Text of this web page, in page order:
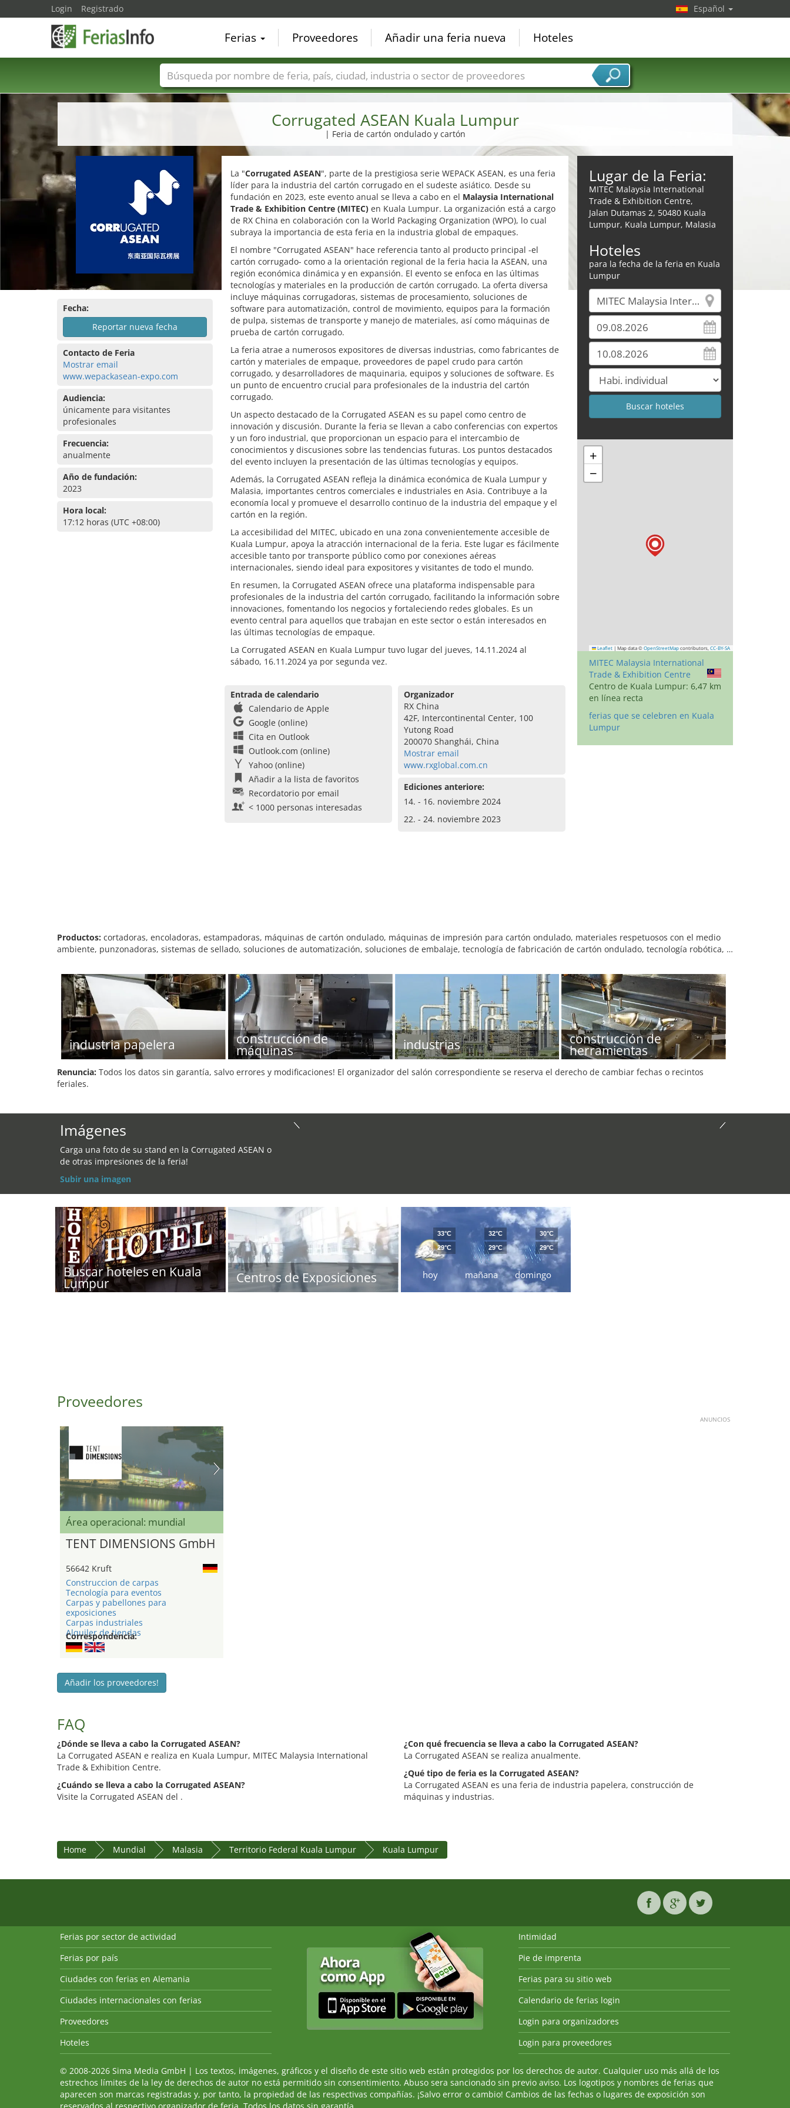
Corrugated ASEAN Kuala Lumpur
| Feria de cartón ondulado y cartón
Fecha:
Reportar nueva fecha
Contacto de Feria
Mostrar email
www.wepackasean-expo.com
Audiencia:
únicamente para visitantes
profesionales
Frecuencia:
anualmente
Año de fundación:
2023
Hora local:
17:12 horas (UTC +08:00)
La "Corrugated ASEAN", parte de la prestigiosa serie WEPACK ASEAN, es una feria
líder para la industria del cartón corrugado en el sudeste asiático. Desde su
fundación en 2023, este evento anual se lleva a cabo en el Malaysia International
Trade & Exhibition Centre (MITEC)en Kuala Lumpur. La organización está a cargo
de RX China en colaboración con la World Packaging Organization (WPO), lo cual
subraya la importancia de esta feria en la industria global de empaques.
El nombre "Corrugated ASEAN" hace referencia tanto al producto principal -el
cartón corrugado- como a la orientación regional de la feria hacia la ASEAN, una
región económica dinámica y en expansión. El evento se enfoca en las últimas
tecnologías y materiales en la producción de cartón corrugado. La oferta diversa
incluye máquinas corrugadoras, sistemas de procesamiento, soluciones de
software para automatización, control de movimiento, equipos para la formación
de pulpa, sistemas de transporte y manejo de materiales, así como máquinas de
prueba de cartón corrugado.
La feria atrae a numerosos expositores de diversas industrias, como fabricantes de
cartón y materiales de empaque, proveedores de papel crudo para cartón
corrugado, y desarrolladores de maquinaria, equipos y soluciones de software. Es
un punto de encuentro crucial para profesionales de la industria del cartón
corrugado.
Un aspecto destacado de la Corrugated ASEAN es su papel como centro de
innovación y discusión. Durante la feria se llevan a cabo conferencias con expertos
y un foro industrial, que proporcionan un espacio para el intercambio de
conocimientos y discusiones sobre las tendencias futuras. Los puntos destacados
del evento incluyen la presentación de las últimas tecnologías y equipos.
Además, la Corrugated ASEAN refleja la dinámica económica de Kuala Lumpur y
Malasia, importantes centros comerciales e industriales en Asia. Contribuye a la
economía local y promueve el desarrollo continuo de la industria del empaque y el
cartón en la región.
La accesibilidad del MITEC, ubicado en una zona convenientemente accesible de
Kuala Lumpur, apoya la atracción internacional de la feria. Este lugar es fácilmente
accesible tanto por transporte público como por conexiones aéreas
internacionales, siendo ideal para expositores y visitantes de todo el mundo.
En resumen, la Corrugated ASEAN ofrece una plataforma indispensable para
profesionales de la industria del cartón corrugado, facilitando la información sobre
innovaciones, fomentando los negocios y fortaleciendo redes globales. Es un
evento central para aquellos que trabajan en este sector o están interesados en
las últimas tecnologías de empaque.
La Corrugated ASEAN en Kuala Lumpur tuvo lugar del jueves, 14.11.2024 al
sábado, 16.11.2024 ya por segunda vez.
Entrada de calendario
Calendario de Apple
Google (online)
Cita en Outlook
Outlook.com (online)
Yahoo (online)
Añadir a la lista de favoritos
Recordatorio por email
< 1000 personas interesadas
Organizador
RX China
42F, Intercontinental Center, 100
Yutong Road
200070 Shanghái, China
Mostrar email
www.rxglobal.com.cn
Ediciones anteriore:
14. - 16. noviembre 2024
22. - 24. noviembre 2023
Lugar de la Feria:
MITEC Malaysia International
Trade & Exhibition Centre,
Jalan Dutamas 2, 50480 Kuala
Lumpur, Kuala Lumpur, Malasia
Hoteles
para la fecha de la feria en Kuala
Lumpur
+
−
Leaflet | Map data © OpenStreetMap contributors, CC-BY-SA
MITEC Malaysia International
Trade & Exhibition Centre
Centro de Kuala Lumpur: 6,47 km
en línea recta
ferias que se celebren en Kuala
Lumpur
Productos: cortadoras, encoladoras, estampadoras, máquinas de cartón ondulado, máquinas de impresión para cartón ondulado, materiales respetuosos con el medio
ambiente, punzonadoras, sistemas de sellado, soluciones de automatización, soluciones de embalaje, tecnología de fabricación de cartón ondulado, tecnología robótica, …
industria papelera construcción de
máquinas industrias construcción de
herramientas
Renuncia: Todos los datos sin garantía, salvo errores y modificaciones! El organizador del salón correspondiente se reserva el derecho de cambiar fechas o recintos
feriales.
Imágenes
Carga una foto de su stand en la Corrugated ASEAN o
de otras impresiones de la feria!
Subir una imagen
Buscar hoteles en Kuala
Lumpur Centros de Exposiciones hoy
33°C
29°C
mañana
32°C
29°C
domingo
30°C
29°C
Proveedores
ANUNCIOS
Área operacional: mundial
TENT DIMENSIONS GmbH
56642 Kruft
Construccion de carpas
Tecnología para eventos
Carpas y pabellones para
exposiciones
Carpas industriales
Alquiler de tiendas
Correspondencia:
Añadir los proveedores!
FAQ
¿Dónde se lleva a cabo la Corrugated ASEAN?
La Corrugated ASEAN e realiza en Kuala Lumpur, MITEC Malaysia International
Trade & Exhibition Centre.
¿Cuándo se lleva a cabo la Corrugated ASEAN?
Visite la Corrugated ASEAN del .
¿Con qué frecuencia se lleva a cabo la Corrugated ASEAN?
La Corrugated ASEAN se realiza anualmente.
¿Qué tipo de feria es la Corrugated ASEAN?
La Corrugated ASEAN es una feria de industria papelera, construcción de
máquinas y industrias.
Home Mundial Malasia Territorio Federal Kuala Lumpur Kuala Lumpur
Login Registrado Español
Ferias Proveedores Añadir una feria nueva Hoteles
Nombres de ferias Países Ciudades Sectores de ferias Sectores de proveedor de servicios
Ferias por sector de actividad
Ferias por país
Ciudades con ferias en Alemania
Ciudades internacionales con ferias
Proveedores
Hoteles
Intimidad
Pie de imprenta
Ferias para su sitio web
Calendario de ferias login
Login para organizadores
Login para proveedores
© 2008-2026 Sima Media GmbH | Los textos, imágenes, gráficos y el diseño de este sitio web están protegidos por los derechos de autor. Cualquier uso más allá de los
estrechos límites de la ley de derechos de autor no está permitido sin consentimiento. Abuso sera sancionado sin previo aviso. Los logotipos y nombres de ferias que
aparecen son marcas registradas y, por tanto, la propiedad de las respectivas compañías. ¡Salvo error o cambio! Cambios de las fechas o lugares de exposición son